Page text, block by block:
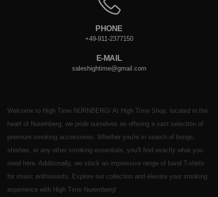
PHONE
+49-911-2377150
E-MAIL
saleshightime@gmail.com
Welcome to High Time NÜRNBERG! At High Time Shop, located in the
heart of Nuremberg, we pride ourselves on offering a vast selection of
premium smoking accessories. Whether you're in search of bongs,
shishas, or any other smoking essentials, you'll find exactly what you
need here. Additionally, we stock an impressive range of band T-shirts
for music enthusiasts. Explore our collection and elevate your smoking
experience with High Time Nuremberg!